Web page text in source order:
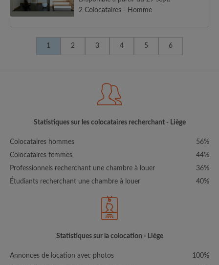
2 Colocataires - Homme
1 2 3 4 5 6
Statistiques sur les colocataires recherchant - Liège
Colocataires hommes
56%
Colocataires femmes
44%
Professionnels recherchant une chambre à louer
36%
Étudiants recherchant une chambre à louer
40%
Statistiques sur la colocation - Liège
Annonces de location avec photos
100%